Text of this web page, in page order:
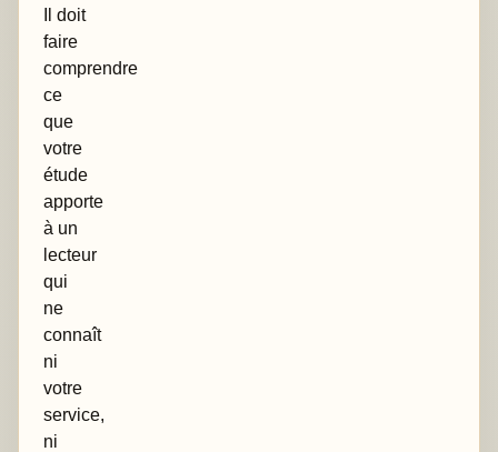
Il doit
faire
comprendre
ce
que
votre
étude
apporte
à un
lecteur
qui
ne
connaît
ni
votre
service,
ni